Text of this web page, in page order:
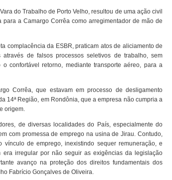
do Trabalho de Porto Velho, resultou de uma ação civil
a Camargo Corrêa como arregimentador de mão de
complacência da ESBR, praticam atos de aliciamento de
de falsos processos seletivos de trabalho, sem
confortável retorno, mediante transporte aéreo, para a
Corrêa, que estavam em processo de desligamento
14ª Região, em Rondônia, que a empresa não cumpria a
origem.
de diversas localidades do País, especialmente do
com promessa de emprego na usina de Jirau. Contudo,
de emprego, inexistindo sequer remuneração, e
era irregular por não seguir as exigências da legislação
avanço na proteção dos direitos fundamentais dos
Fabrício Gonçalves de Oliveira.